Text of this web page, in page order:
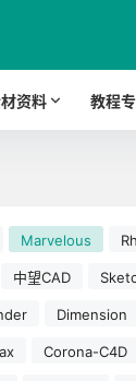
资料 教程
Marvelous
中望CAD
Dimension
Corona-C4D